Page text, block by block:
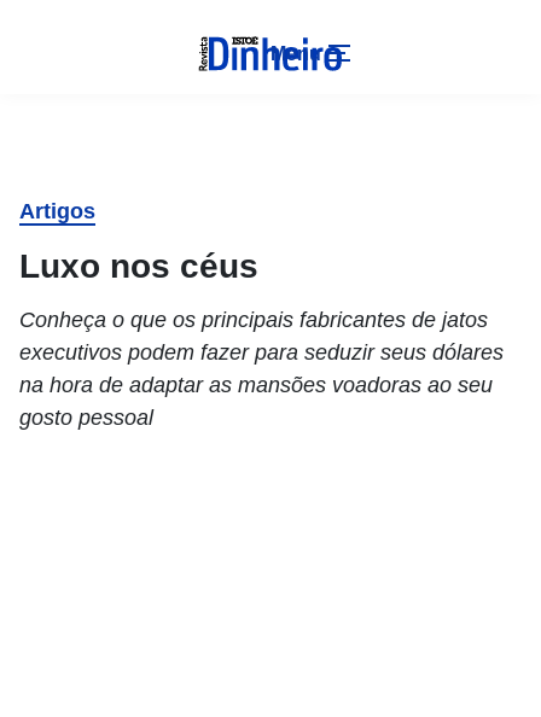
Menu
Artigos
Luxo nos céus
Conheça o que os principais fabricantes de jatos
executivos podem fazer para seduzir seus dólares
na hora de adaptar as mansões voadoras ao seu
gosto pessoal